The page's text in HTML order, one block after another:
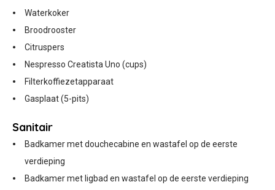
Waterkoker
Broodrooster
Citruspers
Nespresso Creatista Uno (cups)
Filterkoffiezetapparaat
Gasplaat (5-pits)
Sanitair
Badkamer met douchecabine en wastafel op de eerste
verdieping
Badkamer met ligbad en wastafel op de eerste verdieping